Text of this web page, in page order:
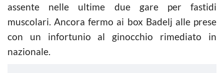
assente nelle ultime due gare per fastidi
muscolari. Ancora fermo ai box Badelj alle prese
con un infortunio al ginocchio rimediato in
nazionale.